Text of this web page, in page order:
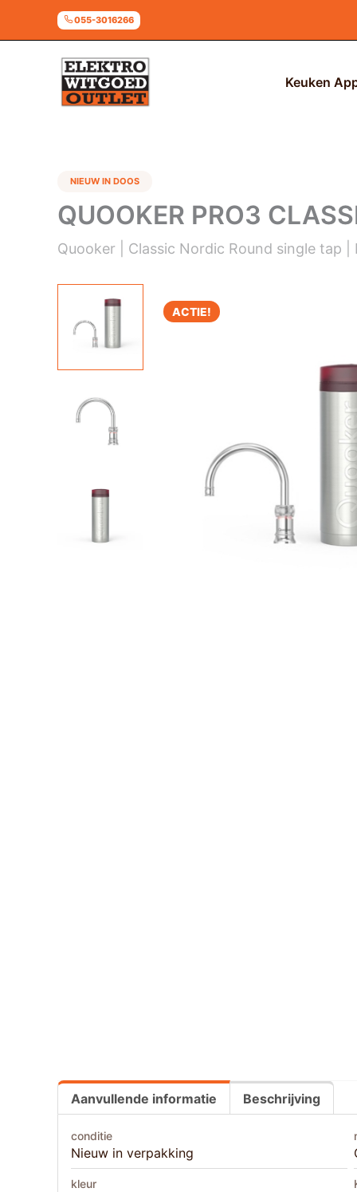
de
055-3016266
Keuken
NIEUW IN DOOS
QUOOKER PRO3
Quooker | Classic Nordic Round single tap
ACTIE!
Aanvullende informatie Beschrijving
conditie
Nieuw in verpakking
kleur